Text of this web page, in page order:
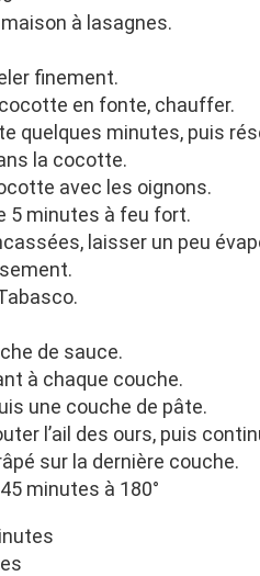
à lasagnes.
finement.
en fonte, chauffer.
quelques minutes, puis
la cocotte.
avec les oignons.
5 minutes à feu fort.
laisser un peu
de sauce.
à chaque couche.
une couche de pâte.
l’ail des ours, puis
sur la dernière couche.
minutes à 180°